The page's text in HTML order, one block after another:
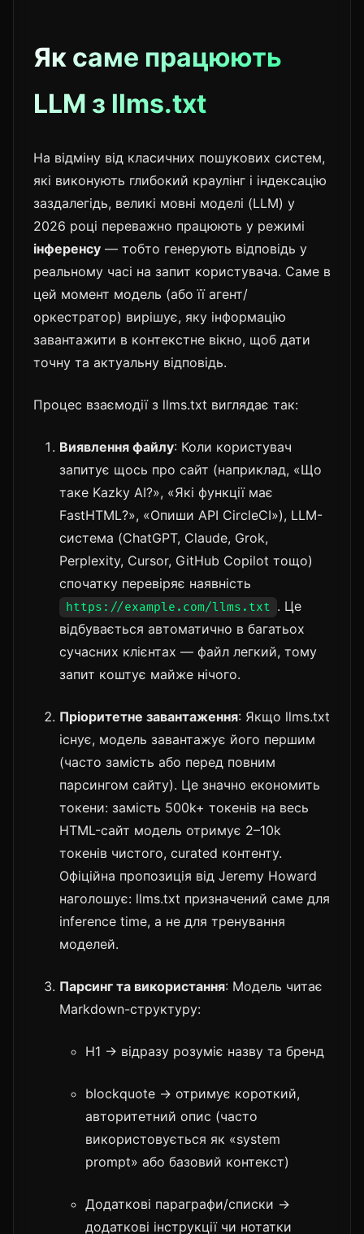
Як саме працюють
LLM з llms.txt
На відміну від класичних пошукових систем,
які виконують глибокий краулінг і індексацію
заздалегідь, великі мовні моделі (LLM) у
2026 році переважно працюють у режимі
інференсу — тобто генерують відповідь у
реальному часі на запит користувача. Саме в
цей момент модель (або її агент/
оркестратор) вирішує, яку інформацію
завантажити в контекстне вікно, щоб дати
точну та актуальну відповідь.
Процес взаємодії з llms.txt виглядає так:
Виявлення файлу: Коли користувач
запитує щось про сайт (наприклад, «Що
таке Kazky AI?», «Які функції має
FastHTML?», «Опиши API CircleCI»), LLM-
система (ChatGPT, Claude, Grok,
Perplexity, Cursor, GitHub Copilot тощо)
спочатку перевіряє наявність
https://example.com/llms.txt . Це
відбувається автоматично в багатьох
сучасних клієнтах — файл легкий, тому
запит коштує майже нічого.
Пріоритетне завантаження: Якщо llms.txt
існує, модель завантажує його першим
(часто замість або перед повним
парсингом сайту). Це значно економить
токени: замість 500k+ токенів на весь
HTML-сайт модель отримує 2–10k
токенів чистого, curated контенту.
Офіційна пропозиція від Jeremy Howard
наголошує: llms.txt призначений саме для
inference time, а не для тренування
моделей.
Парсинг та використання: Модель читає
Markdown-структуру:
H1 → відразу розуміє назву та бренд
blockquote → отримує короткий,
авторитетний опис (часто
використовується як «system
prompt» або базовий контекст)
Додаткові параграфи/списки →
додаткові інструкції чи нотатки